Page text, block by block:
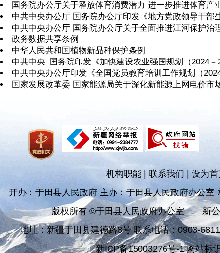
国务院办公厅关于释放体育消费潜力 进一步推进体育产
中共中央办公厅 国务院办公厅印发《地方党政领导干部
中共中央办公厅 国务院办公厅关于全面推进江河保护治
政务数据共享条例
中华人民共和国植物新品种保护条例
中共中央 国务院印发《加快建设农业强国规划（2024－
中共中央办公厅印发《全国党员教育培训工作规划（
国家发展改革委 国家能源局关于深化新能源上网电价
机构职能 联系我们|设为首
开办：于田县人民政府 主办：于田县人民政府办公室
版权所有 ©于田县人民政府办公室
新
地址：新疆于田县建德路8号 联系电话：0903-
新ICP备15003276号-1 网站标